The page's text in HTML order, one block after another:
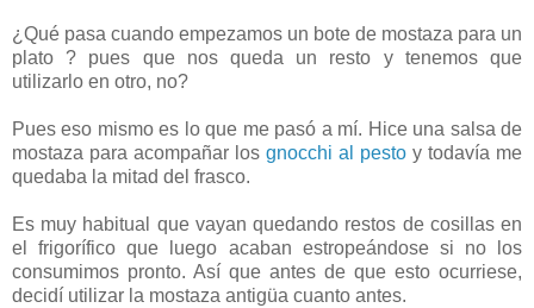
¿Qué pasa cuando empezamos un bote de mostaza para un
plato ? pues que nos queda un resto y tenemos que
utilizarlo en otro, no?
Pues eso mismo es lo que me pasó a mí. Hice una salsa de
mostaza para acompañar los gnocchi al pesto y todavía me
quedaba la mitad del frasco.
Es muy habitual que vayan quedando restos de cosillas en
el frigorífico que luego acaban estropeándose si no los
consumimos pronto. Así que antes de que esto ocurriese,
decidí utilizar la mostaza antigüa cuanto antes.